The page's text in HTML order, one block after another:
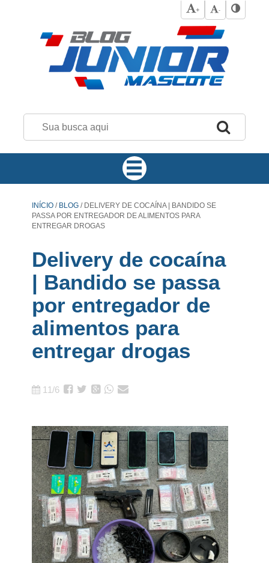
+ -
INÍCIO / BLOG /DELIVERY DE COCAÍNA | BANDIDO SE
PASSA POR ENTREGADOR DE ALIMENTOS PARA
ENTREGAR DROGAS
Delivery de cocaína
| Bandido se passa
por entregador de
alimentos para
entregar drogas
11/6